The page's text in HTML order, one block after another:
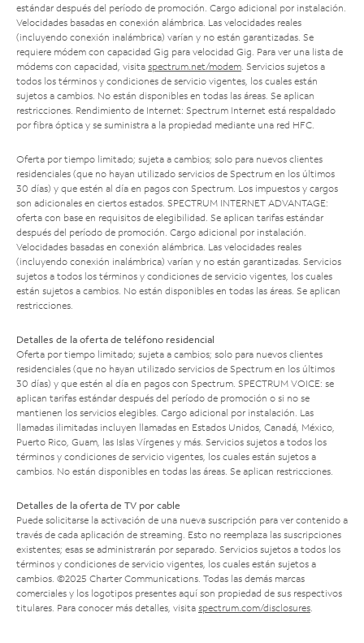
estándar después del período de promoción. Cargo adicional por instalación.
Velocidades basadas en conexión alámbrica. Las velocidades reales
(incluyendo conexión inalámbrica) varían y no están garantizadas. Se
requiere módem con capacidad Gig para velocidad Gig. Para ver una lista de
módems con capacidad, visita spectrum.net/modem . Servicios sujetos a
todos los términos y condiciones de servicio vigentes, los cuales están
sujetos a cambios. No están disponibles en todas las áreas. Se aplican
restricciones. Rendimiento de Internet: Spectrum Internet está respaldado
por fibra óptica y se suministra a la propiedad mediante una red HFC.
Oferta por tiempo limitado; sujeta a cambios; solo para nuevos clientes
residenciales (que no hayan utilizado servicios de Spectrum en los últimos
30 días) y que estén al día en pagos con Spectrum. Los impuestos y cargos
son adicionales en ciertos estados. SPECTRUM INTERNET ADVANTAGE:
oferta con base en requisitos de elegibilidad. Se aplican tarifas estándar
después del período de promoción. Cargo adicional por instalación.
Velocidades basadas en conexión alámbrica. Las velocidades reales
(incluyendo conexión inalámbrica) varían y no están garantizadas. Servicios
sujetos a todos los términos y condiciones de servicio vigentes, los cuales
están sujetos a cambios. No están disponibles en todas las áreas. Se aplican
restricciones.
Detalles de la oferta de teléfono residencial
Oferta por tiempo limitado; sujeta a cambios; solo para nuevos clientes
residenciales (que no hayan utilizado servicios de Spectrum en los últimos
30 días) y que estén al día en pagos con Spectrum. SPECTRUM VOICE: se
aplican tarifas estándar después del período de promoción o si no se
mantienen los servicios elegibles. Cargo adicional por instalación. Las
llamadas ilimitadas incluyen llamadas en Estados Unidos, Canadá, México,
Puerto Rico, Guam, las Islas Vírgenes y más. Servicios sujetos a todos los
términos y condiciones de servicio vigentes, los cuales están sujetos a
cambios. No están disponibles en todas las áreas. Se aplican restricciones.
Detalles de la oferta de TV por cable
Puede solicitarse la activación de una nueva suscripción para ver contenido a
través de cada aplicación de streaming. Esto no reemplaza las suscripciones
existentes; esas se administrarán por separado. Servicios sujetos a todos los
términos y condiciones de servicio vigentes, los cuales están sujetos a
cambios. ©2025 Charter Communications. Todas las demás marcas
comerciales y los logotipos presentes aquí son propiedad de sus respectivos
titulares. Para conocer más detalles, visita spectrum.com/disclosures